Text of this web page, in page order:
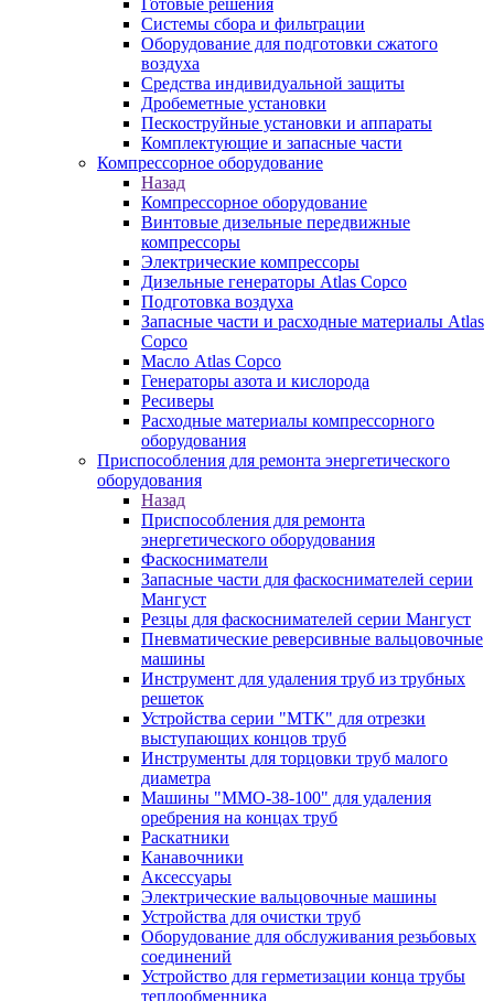
Готовые решения
Системы сбора и фильтрации
Оборудование для подготовки сжатого
воздуха
Средства индивидуальной защиты
Дробеметные установки
Пескоструйные установки и аппараты
Комплектующие и запасные части
Компрессорное оборудование
Назад
Компрессорное оборудование
Винтовые дизельные передвижные
компрессоры
Электрические компрессоры
Дизельные генераторы Atlas Copco
Подготовка воздуха
Запасные части и расходные материалы Atlas
Copco
Масло Atlas Copco
Генераторы азота и кислорода
Ресиверы
Расходные материалы компрессорного
оборудования
Приспособления для ремонта энергетического
оборудования
Назад
Приспособления для ремонта
энергетического оборудования
Фаскосниматели
Запасные части для фаскоснимателей серии
Мангуст
Резцы для фаскоснимателей серии Мангуст
Пневматические реверсивные вальцовочные
машины
Инструмент для удаления труб из трубных
решеток
Устройства серии "МТК" для отрезки
выступающих концов труб
Инструменты для торцовки труб малого
диаметра
Машины "ММО-38-100" для удаления
оребрения на концах труб
Раскатники
Канавочники
Аксессуары
Электрические вальцовочные машины
Устройства для очистки труб
Оборудование для обслуживания резьбовых
соединений
Устройство для герметизации конца трубы
теплообменника